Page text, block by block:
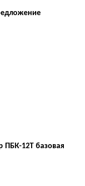
ПБК-12Т базовая